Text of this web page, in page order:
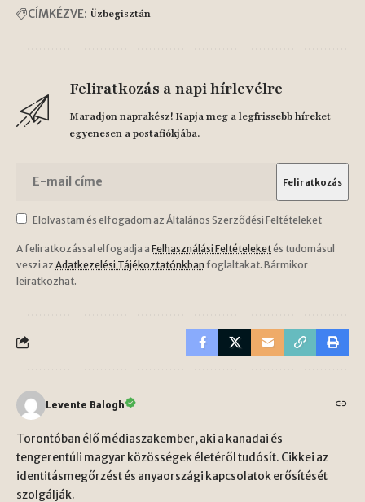
CÍMKÉZVE: Üzbegisztán
Feliratkozás a napi hírlevélre
Maradjon naprakész! Kapja meg a legfrissebb híreket
egyenesen a postafiókjába.
Elolvastam és elfogadom az Általános Szerződési Feltételeket
A feliratkozással elfogadja a Felhasználási Feltételeketés tudomásul
veszi az Adatkezelési Tájékoztatónkban foglaltakat. Bármikor
leiratkozhat.
Levente Balogh
Torontóban élő médiaszakember, aki a kanadai és
tengerentúli magyar közösségek életéről tudósít. Cikkei az
identitásmegőrzést és anyaországi kapcsolatok erősítését
szolgálják.